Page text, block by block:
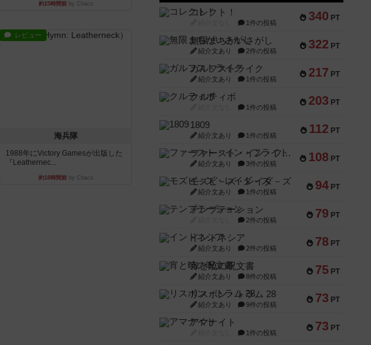
約15時間前by Chaco
レビュー
海兵隊
1988年にVictory Gamesが出版した
『Leathernec...
約18時間前by Chaco
340 PT
コレクト！
1件の投稿
322 PT
無限まちがいさがし
紹介文あり 2件の投稿
217 PT
ガルフストライク
紹介文あり 1件の投稿
203 PT
クルティボ
1件の投稿
112 PT
1809
紹介文あり 1件の投稿
108 PT
ファースト・イン・フライト
紹介文あり 3件の投稿
94 PT
モズビ－ズ・レイダ－ズ
紹介文あり 1件の投稿
79 PT
テンプテーション
2件の投稿
78 PT
インドネシア
紹介文あり 2件の投稿
75 PT
宵と暁の呪文書
紹介文あり 8件の投稿
73 PT
リスボン・トラム 28
紹介文あり 9件の投稿
73 PT
アマナイト
1件の投稿